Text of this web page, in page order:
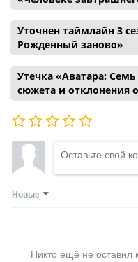
Уточнен таймлайн 3
Рожденный заново»
Утечка «Аватара:
сюжета и отклонения
Новые
Никто ещё не оставил